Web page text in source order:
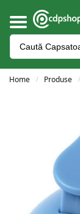
Home / Produse /